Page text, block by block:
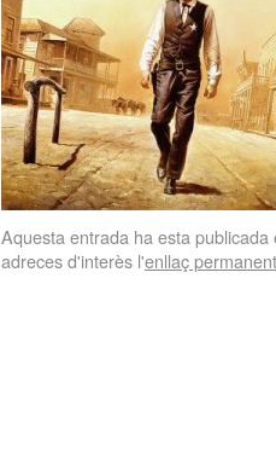
Aquesta entrada ha esta
adreces d'interès l'enllaç permanent